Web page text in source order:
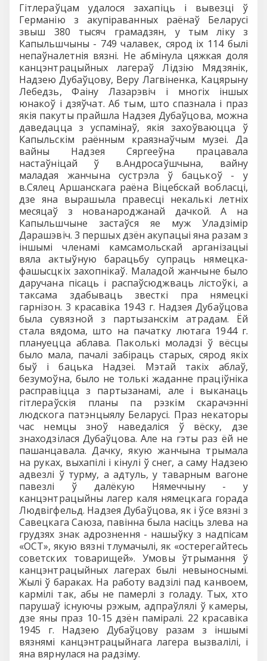
Гітлераўцам удалося захапіць і вывезці ў
Германію з акупіраванных раёнаў Беларусі
звыш 380 тысяч грамадзян, у тым ліку з
Капыльшчыны - 749 чалавек, сярод іх 114 былі
непаўналетнія вязні. Не абмінула цяжкая доля
канцэнтрацыйных лагераў Лідзію Мядзянік,
Надзею Дубаўцову, Веру Лагвіненка, Кацярыну
Лебедзь, Фаіну Лазарэвіч і многіх іншых
юнакоў і дзяўчат. Аб тым, што спазнала і праз
якія пакуты прайшла Надзея Дубаўцова, можна
даведацца з успамінаў, якія захоўваюцца ў
Капыльскім раённым краязнаўчым музеі. Да
вайны Надзея Сяргееўна працавала
настаўніцай ў в.Андросаўшчына, вайну
маладая жанчына сустрэла ў бацькоў - у
в.Сялец Аршанскага раёна Віцебскай вобласці,
дзе яна вырашыла правесці некалькі летніх
месяцаў з нованароджанай дачкой. А на
Капыльшчыне застаўся яе муж Уладзімір
Дарашэвіч. 3 першых дзён акупацыі яна разам з
іншымі членамі камсамольскай арганізацыі
вяла актыўную барацьбу супраць нямецка-
фашысцкіх захопнікаў. Маладой жанчыне было
даручана пісаць і распаўсюджваць лістоўкі, а
таксама здабываць звесткі пра нямецкі
гарнізон. 3 красавіка 1943 г. Надзея Дубаўцова
была сувязной з партызанскім атрадам. Ёй
стала вядома, што на пачатку лютага 1944 г.
плануецца аблава. Паколькі моладзі ў вёсцы
было мала, пачалі забіраць старых, сярод якіх
быў і бацька Надзеі. Мэтай такіх аблаў,
безумоўна, было не толькі жаданне праціўніка
расправіцца з партызанамі, але і выканаць
гітлераўскія планы па рэзкім скарачэнні
людскога патэнцыялу Беларусі. Праз некаторы
час немцы зноў наведаліся ў вёску, дзе
знаходзілася Дубаўцова. Але на гэты раз ёй не
пашанцавала. Дачку, якую жанчына трымала
на руках, выхапілі і кінулі ў снег, а саму Надзею
адвезлі ў турму, а адтуль, у таварным вагоне
павезлі ў далёкую Нямеччыну - у
канцэнтрацыйны лагер каля нямецкага горада
Людвігфельд. Надзея Дубаўцова, як і ўсе вязні з
Савецкага Саюза, павінна была насіць злева на
грудзях знак адрознення - нашыўку з надпісам
«OCT», якую вязні тлумачылі, як «остерегайтесь
советских товарищей». Умовы ўтрымання ў
канцэнтрацыйных лагерах былі невыноснымі.
Жылі ў бараках. На работу вадзілі пад канвоем,
кармілі так, абы не памерлі з голаду. Тых, хто
парушаў існуючы рэжым, адпраўлялі ў камеры,
дзе яны праз 10-15 дзён паміралі. 22 красавіка
1945 г. Надзею Дубаўцову разам з іншымі
вязнямі канцэнтрацыйнага лагера вызвалілі, і
яна вярнулася на радзіму.